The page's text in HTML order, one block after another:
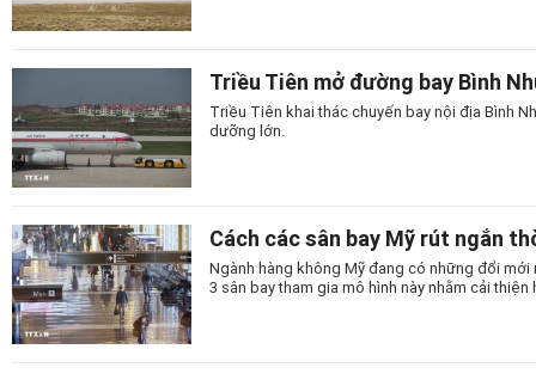
Triều Tiên mở đường bay Bình
Triều Tiên khai thác chuyến bay nội địa Bình
dưỡng lớn.
Cách các sân bay Mỹ rút ngắn
Ngành hàng không Mỹ đang có những đổi
3 sân bay tham gia mô hình này nhằm cải thiện